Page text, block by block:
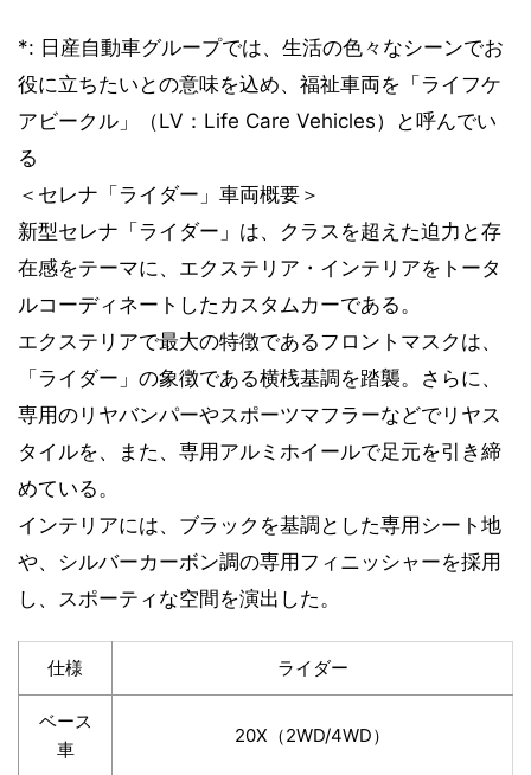
*: 日産自動車グループでは、生活の色々なシーンでお
役に立ちたいとの意味を込め、福祉車両を「ライフケ
アビークル」（LV：Life Care Vehicles）と呼んでい
る
＜セレナ「ライダー」車両概要＞
新型セレナ「ライダー」は、クラスを超えた迫力と存
在感をテーマに、エクステリア・インテリアをトータ
ルコーディネートしたカスタムカーである。
エクステリアで最大の特徴であるフロントマスクは、
「ライダー」の象徴である横桟基調を踏襲。さらに、
専用のリヤバンパーやスポーツマフラーなどでリヤス
タイルを、また、専用アルミホイールで足元を引き締
めている。
インテリアには、ブラックを基調とした専用シート地
や、シルバーカーボン調の専用フィニッシャーを採用
し、スポーティな空間を演出した。
仕様 ライダー
ベース
車
20X（2WD/4WD）